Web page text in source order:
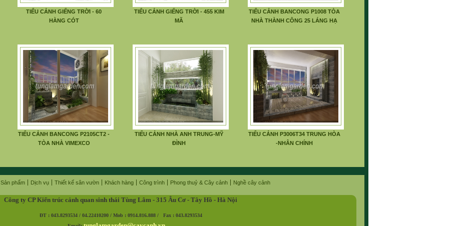
TIỂU CẢNH GIẾNG TRỜI - 60
HÀNG CÓT
TIỂU CẢNH GIẾNG TRỜI - 455 KIM
MÃ
TIỂU CẢNH BANCONG P1008 TÒA
NHÀ THÀNH CÔNG 25 LÁNG HẠ
TIỂU CẢNH BANCONG P2105CT2 -
TÒA NHÀ VIMEXCO
TIỂU CẢNH NHÀ ANH TRUNG-MỸ
ĐÌNH
TIỂU CẢNH P3006T34 TRUNG HÒA
-NHÂN CHÍNH
Sản phẩm Dịch vụ Thiết kế sân vườn Khách hàng Công trình Phong thuỷ & Cây cảnh Nghề cây cảnh
Công ty CP Kiến trúc cảnh quan sinh thái Tùng Lâm - 315 Âu Cơ - Tây Hồ - Hà Nội
ĐT : 043.8293534 / 04.22410200 / Mob : 0914.816.888 / Fax : 043.8293534